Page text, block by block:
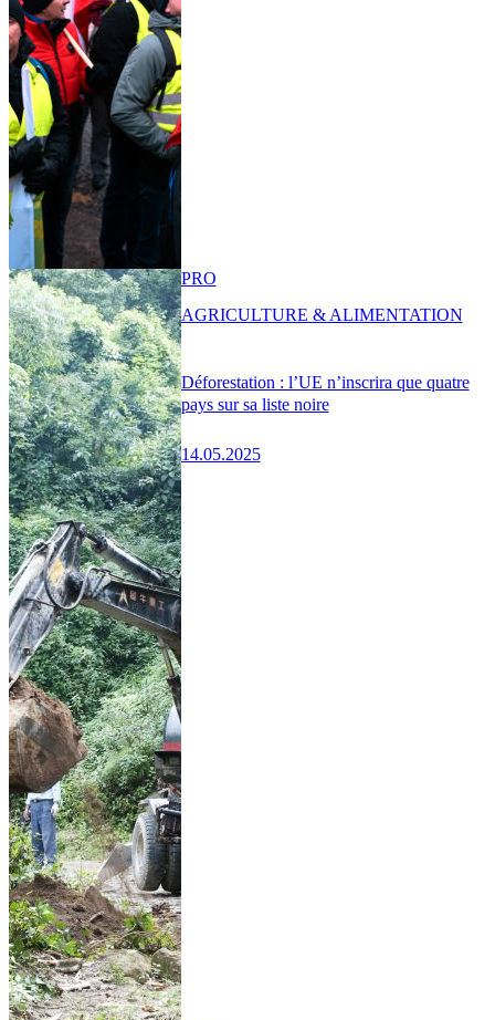
Déforestation : l’UE n’inscrira que quatre
pays sur sa liste noire
14.05.2025
PRO
AGRICULTURE & ALIMENTATION